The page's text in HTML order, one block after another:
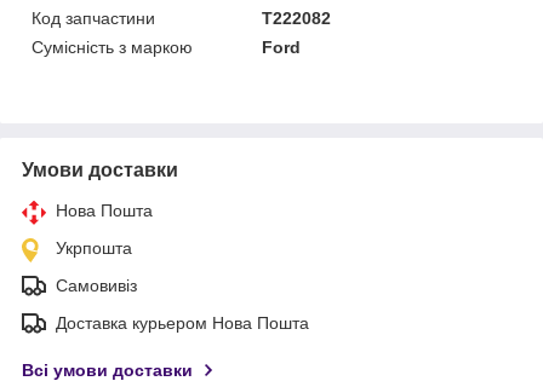
Код запчастини
T222082
Сумісність з маркою
Ford
Умови доставки
Нова Пошта
Укрпошта
Самовивіз
Доставка курьером Нова Пошта
Всі умови доставки